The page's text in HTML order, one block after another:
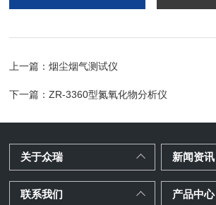
上一篇：烟尘烟气测试仪
下一篇：ZR-3360型氮氧化物分析仪
关于众瑞 新闻资讯
联系我们 产品中心